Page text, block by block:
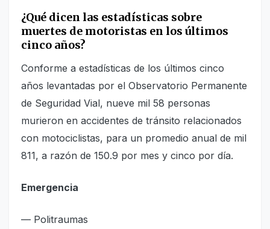
¿Qué dicen las estadísticas sobre
muertes de motoristas en los últimos
cinco años?
Conforme a estadísticas de los últimos cinco
años levantadas por el Observatorio Permanente
de Seguridad Vial, nueve mil 58 personas
murieron en accidentes de tránsito relacionados
con motociclistas, para un promedio anual de mil
811, a razón de 150.9 por mes y cinco por día.
Emergencia
— Politraumas